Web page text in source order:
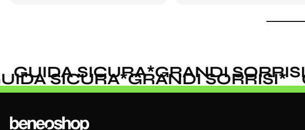
SICURA*GRANDI SORRISI*
GUIDA SICURA*GRANDI SORRISI*